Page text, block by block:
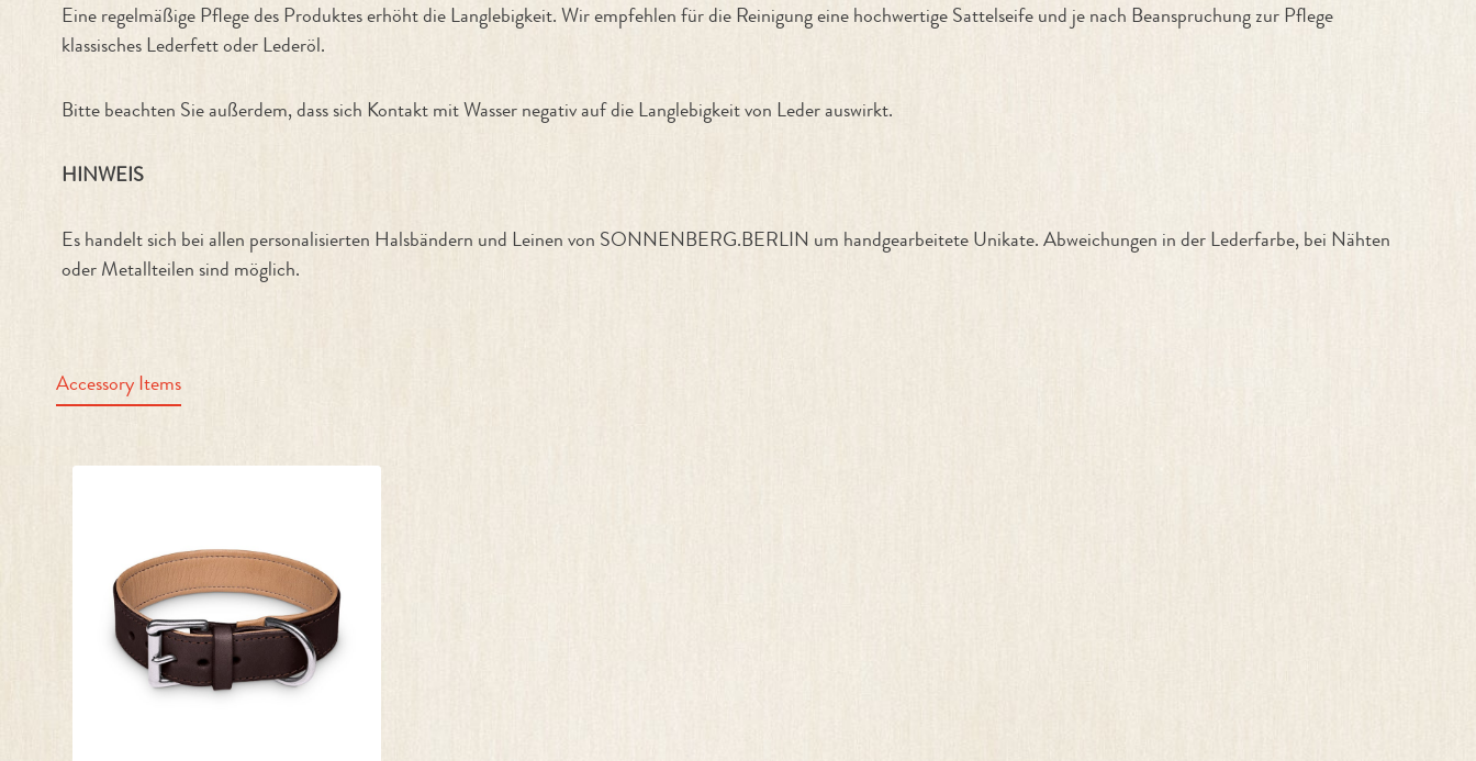
Eine regelmäßige Pflege des Produktes erhöht die Langlebigkeit. Wir empfehlen für die Reinigung eine hochwertige Sattelseife und je nach Beanspruchung zur Pflege
klassisches Lederfett oder Lederöl.
Bitte beachten Sie außerdem, dass sich Kontakt mit Wasser negativ auf die Langlebigkeit von Leder auswirkt.
HINWEIS
Es handelt sich bei allen personalisierten Halsbändern und Leinen von SONNENBERG.BERLIN um handgearbeitete Unikate. Abweichungen in der Lederfarbe, bei Nähten
oder Metallteilen sind möglich.
Accessory Items